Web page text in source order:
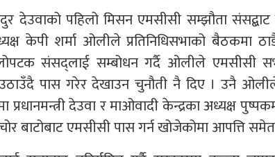
देउवाको पहिलो मिसन एमसीसी सम्झौता
केपी शर्मा ओलीले प्रतिनिधिसभाको बैठकमा
संसद्लाई सम्बोधन गर्दै ओलीले एमसीसी
पास गरेर देखाउन चुनौती नै दिए । उनै
प्रधानमन्त्री देउवा र माओवादी केन्द्रका अध्यक्ष
बाटोबाट एमसीसी पास गर्न खोजेकोमा आपत्ति